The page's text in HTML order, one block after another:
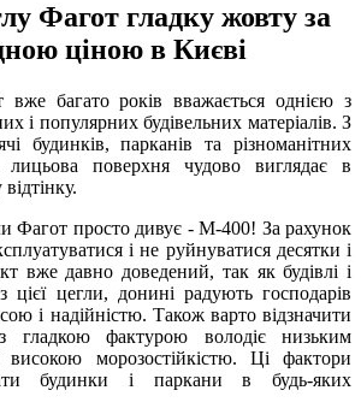
Фагот гладку жовту за
ціною в Києві
вже багато років вважається однією з
і популярних будівельних матеріалів. З
будинків, парканів та різноманітних
лицьова поверхня чудово виглядає в
Фагот просто дивує - М-400! За рахунок
і не руйнуватися десятки і
вже давно доведений, так як будівлі і
цієї цегли, донині радують господарів
і надійністю. Також варто відзначити
фактурою володіє низьким
високою морозостійкістю. Ці фактори
будинки і паркани в будь-яких